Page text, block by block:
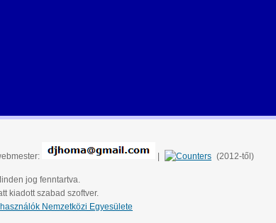
(2012-től)
jog fenntartva.
kiadott szabad szoftver.
Nemzetközi Egyesülete